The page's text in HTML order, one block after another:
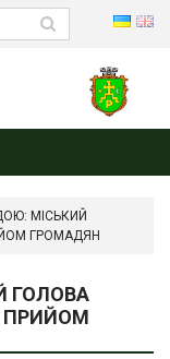
МІСЬКИЙ
ГРОМАДЯН
ГОЛОВА
ПРИЙОМ